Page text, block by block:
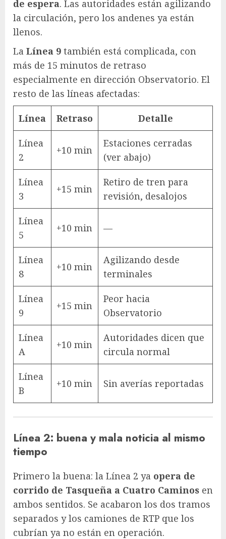
de espera. Las autoridades están agilizando
la circulación, pero los andenes ya están
llenos.
La Línea 9 también está complicada, con
más de 15 minutos de retraso
especialmente en dirección Observatorio. El
resto de las líneas afectadas:
Línea Retraso Detalle
Línea
2
+10 min
Estaciones cerradas
(ver abajo)
Línea
3
+15 min
Retiro de tren para
revisión, desalojos
Línea
5
+10 min —
Línea
8
+10 min
Agilizando desde
terminales
Línea
9
+15 min
Peor hacia
Observatorio
Línea
A
+10 min
Autoridades dicen que
circula normal
Línea
B
+10 min Sin averías reportadas
Línea 2: buena y mala noticia al mismo
tiempo
Primero la buena: la Línea 2 ya opera de
corrido de Tasqueña a Cuatro Caminos en
ambos sentidos. Se acabaron los dos tramos
separados y los camiones de RTP que los
cubrían ya no están en operación.